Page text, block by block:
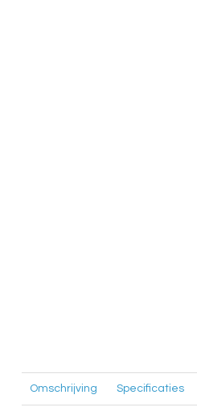
Omschrijving Specificaties